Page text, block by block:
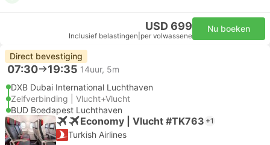
USD 699
Inclusief belastingen per volwassene
Nu boeken
Direct bevestiging
07:30 19:35 14uur, 5m
DXB Dubai International Luchthaven
Zelfverbinding | Vlucht+Vlucht
BUD Boedapest Luchthaven
Economy | Vlucht #TK763 +1
Turkish Airlines